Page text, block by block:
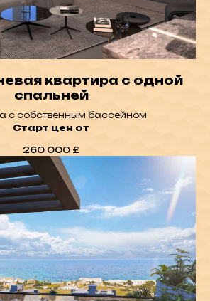
квартира с одной
спальней
с собственным бассейном
Старт цен от
260 000 £